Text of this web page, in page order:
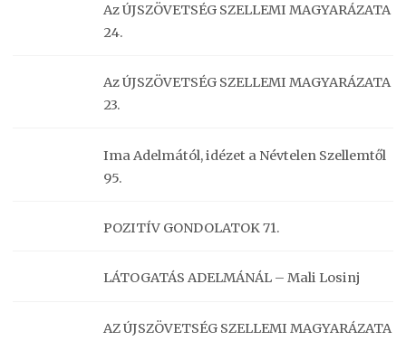
Az ÚJSZÖVETSÉG SZELLEMI MAGYARÁZATA
24.
Az ÚJSZÖVETSÉG SZELLEMI MAGYARÁZATA
23.
Ima Adelmától, idézet a Névtelen Szellemtől
95.
POZITÍV GONDOLATOK 71.
LÁTOGATÁS ADELMÁNÁL – Mali Losinj
AZ ÚJSZÖVETSÉG SZELLEMI MAGYARÁZATA